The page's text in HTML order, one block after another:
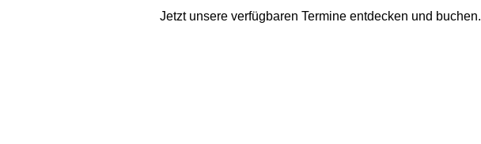
Jetzt unsere verfügbaren Termine entdecken und buchen.